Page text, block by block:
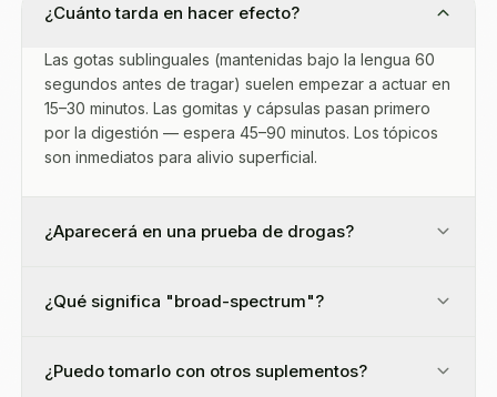
¿Cuánto tarda en hacer efecto?
Las gotas sublinguales (mantenidas bajo la lengua 60
segundos antes de tragar) suelen empezar a actuar en
15–30 minutos. Las gomitas y cápsulas pasan primero
por la digestión — espera 45–90 minutos. Los tópicos
son inmediatos para alivio superficial.
¿Aparecerá en una prueba de drogas?
¿Qué significa "broad-spectrum"?
¿Puedo tomarlo con otros suplementos?